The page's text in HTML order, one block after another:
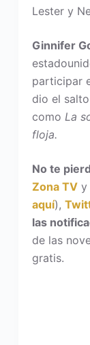
Lester y
Ginnifer
participar
dio el
como La
floja.
No te
Zona TVy
aquí),
las
de las
gratis.